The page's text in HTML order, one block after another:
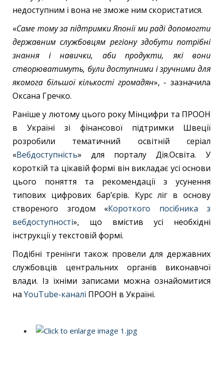
недоступним і вона не зможе ним скористатися.
«Саме тому за підтримки Японії ми раді допомогти
державним службовцям регіону здобути потрібні
знання і навички, аби продукти, які вони
створюватимуть, були доступними і зручними для
якомога більшої кількості громадян», - зазначила
Оксана Гречко.
Раніше у лютому цього року Мінцифри та ПРООН
в Україні зі фінансової підтримки Швеції
розробили тематичний освітній серіал
«Вебдоступність» для порталу Дія.Освіта. У
короткій та цікавій формі він викладає усі основи
цього поняття та рекомендації з усунення
типових цифрових бар’єрів. Курс ліг в основу
створеного згодом «Короткого посібника з
вебдоступності», що вмістив усі необхідні
інструкції у текстовій формі.
Подібні тренінги також провели для державних
службовців центральних органів виконавчої
влади. Із їхніми записами можна ознайомитися
на YouTube-каналі ПРООН в Україні.